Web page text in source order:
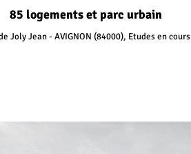
85 logements et parc urbain
Joly Jean - AVIGNON (84000), Etudes en cours